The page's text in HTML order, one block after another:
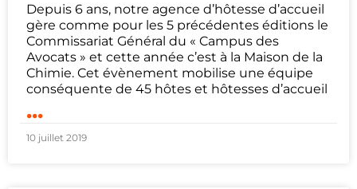
Depuis 6 ans, notre agence d’hôtesse d’accueil
gère comme pour les 5 précédentes éditions le
Commissariat Général du « Campus des
Avocats » et cette année c’est à la Maison de la
Chimie. Cet évènement mobilise une équipe
conséquente de 45 hôtes et hôtesses d’accueil
...
10 juillet 2019